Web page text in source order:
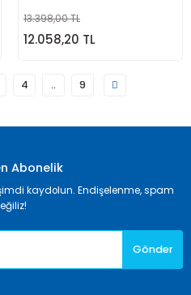
13.398,00 TL
12.058,20 TL
4 .. 9
Abonelik
kaydolun. Endişelenme, spam
Gönder